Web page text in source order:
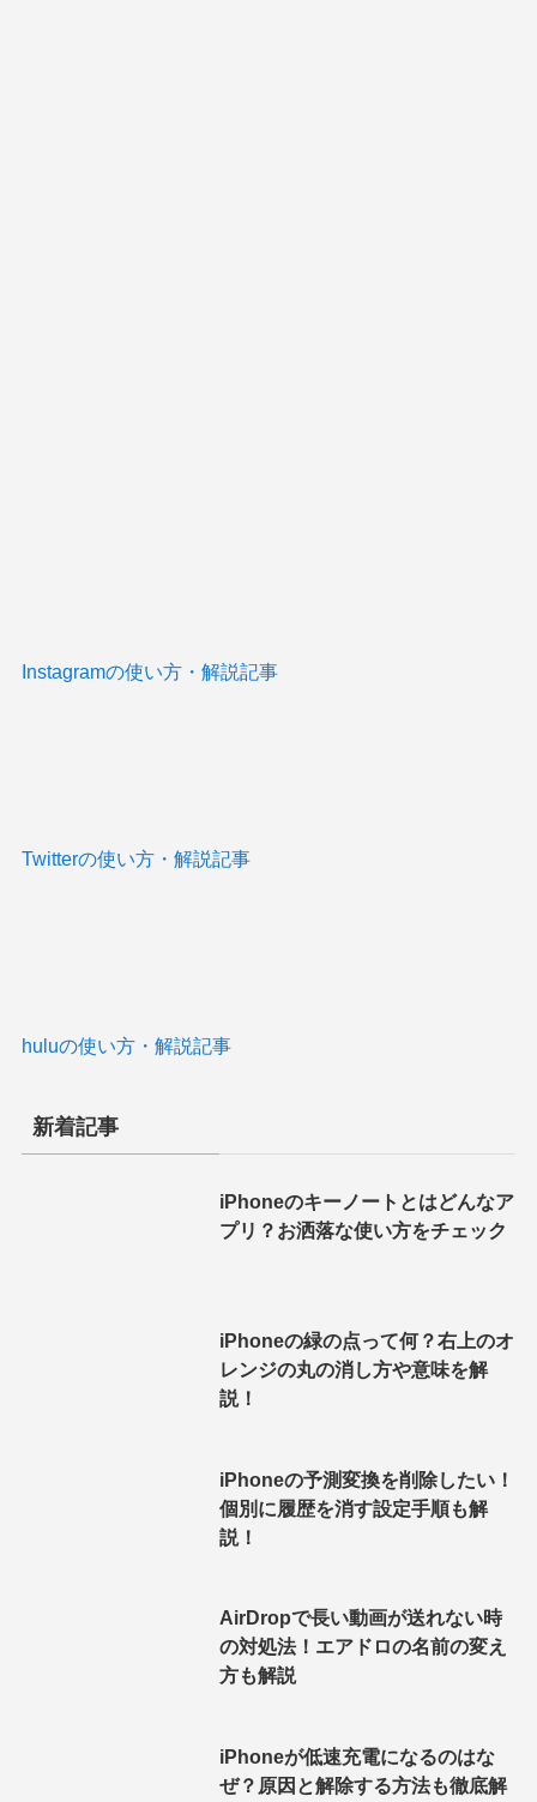
Instagramの使い方・解説記事
Twitterの使い方・解説記事
huluの使い方・解説記事
新着記事
iPhoneのキーノートとはどんなア
プリ？お洒落な使い方をチェック
iPhoneの緑の点って何？右上のオ
レンジの丸の消し方や意味を解
説！
iPhoneの予測変換を削除したい！
個別に履歴を消す設定手順も解
説！
AirDropで長い動画が送れない時
の対処法！エアドロの名前の変え
方も解説
iPhoneが低速充電になるのはな
ぜ？原因と解除する方法も徹底解